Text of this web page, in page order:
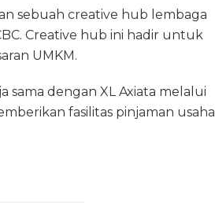
sebuah creative hub lembaga
Creative hub ini hadir untuk
UMKM.
sama dengan XL Axiata melalui
fasilitas pinjaman usaha